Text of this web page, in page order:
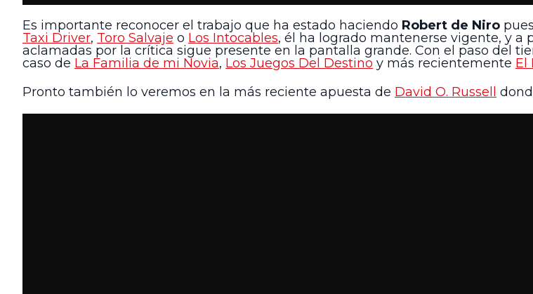
Es importante reconocer el trabajo que ha estado haciendo Robert de Niro
Taxi Driver, Toro Salvaje o Los Intocables, él ha logrado mantenerse vigente, y a
aclamadas por la crítica sigue presente en la pantalla grande. Con el paso del
caso de La Familia de mi Novia, Los Juegos Del Destino y más recientemente El
Pronto también lo veremos en la más reciente apuesta de David O. Russell